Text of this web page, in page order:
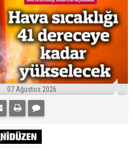
07 Ağustos 2026